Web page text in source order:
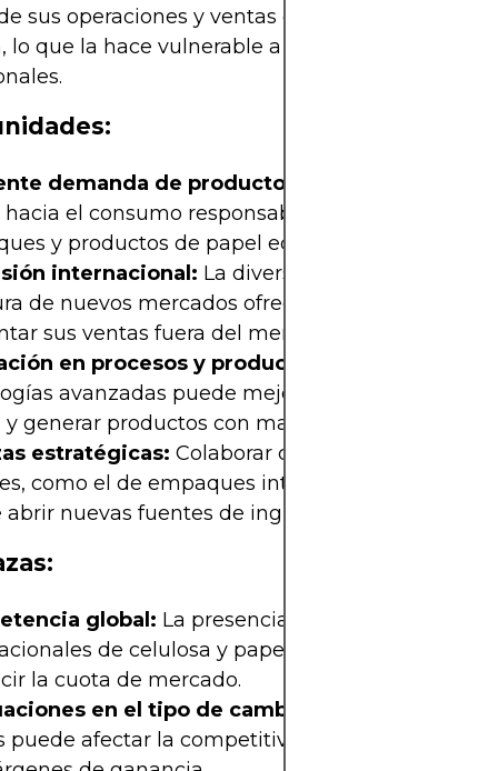
sus operaciones y ventas están concentradas
lo que la hace vulnerable a cambios
demanda de productos sostenibles:
el consumo responsable impulsa la
y productos de papel ecoamigables.
internacional: La diversificación geográfica
de nuevos mercados ofrecen oportunidades
sus ventas fuera del mercado local.
en procesos y productos:
avanzadas puede mejorar la eficiencia,
y generar productos con mayor valor agregado.
estratégicas: Colaborar con otras empresas y
como el de empaques inteligentes y la
abrir nuevas fuentes de ingresos y sinergias
global: La presencia de grandes
de celulosa y papel puede presionar
la cuota de mercado.
en el tipo de cambio:
puede afectar la competitividad de las